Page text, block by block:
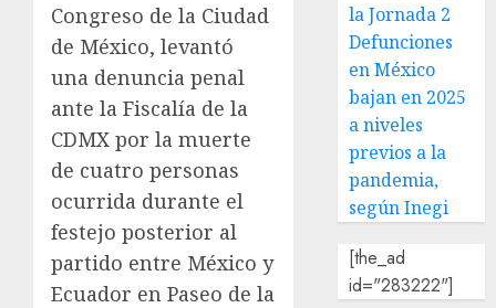
Congreso de la Ciudad
de México, levantó
una denuncia penal
ante la Fiscalía de la
CDMX por la muerte
de cuatro personas
ocurrida durante el
festejo posterior al
partido entre México y
Ecuador en Paseo de la
la Jornada 2
Defunciones
en México
bajan en 2025
a niveles
previos a la
pandemia,
según Inegi
[the_ad
id="283222"]